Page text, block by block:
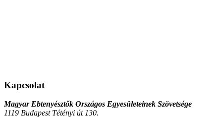
Kapcsolat
Magyar Ebtenyésztők Országos Egyesületeinek Szövetsége
1119 Budapest Tétényi út 130.